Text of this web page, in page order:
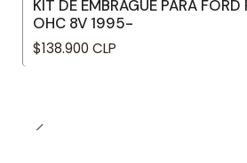
KIT DE EMBRAGUE PARA
OHC 8V 1995-
$138.900 CLP